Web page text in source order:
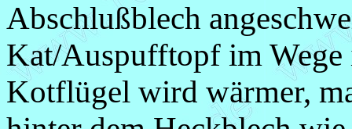
Abschlußblech
Kat/Auspufftopf im Wege
Kotflügel wird wärmer,